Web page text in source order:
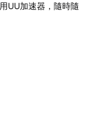
UU加速器，隨時隨